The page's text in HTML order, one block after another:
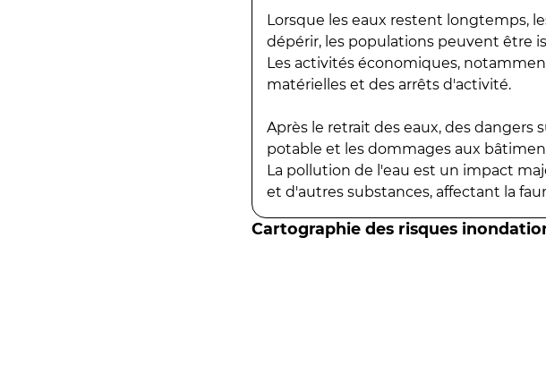
Lorsque les eaux restent longtemps,
dépérir, les populations peuvent être
Les activités économiques,
matérielles et des arrêts d'activité.
Après le retrait des eaux, des
potable et les dommages aux
La pollution de l'eau est un impact
et d'autres substances, affectant la
Cartographie des risques